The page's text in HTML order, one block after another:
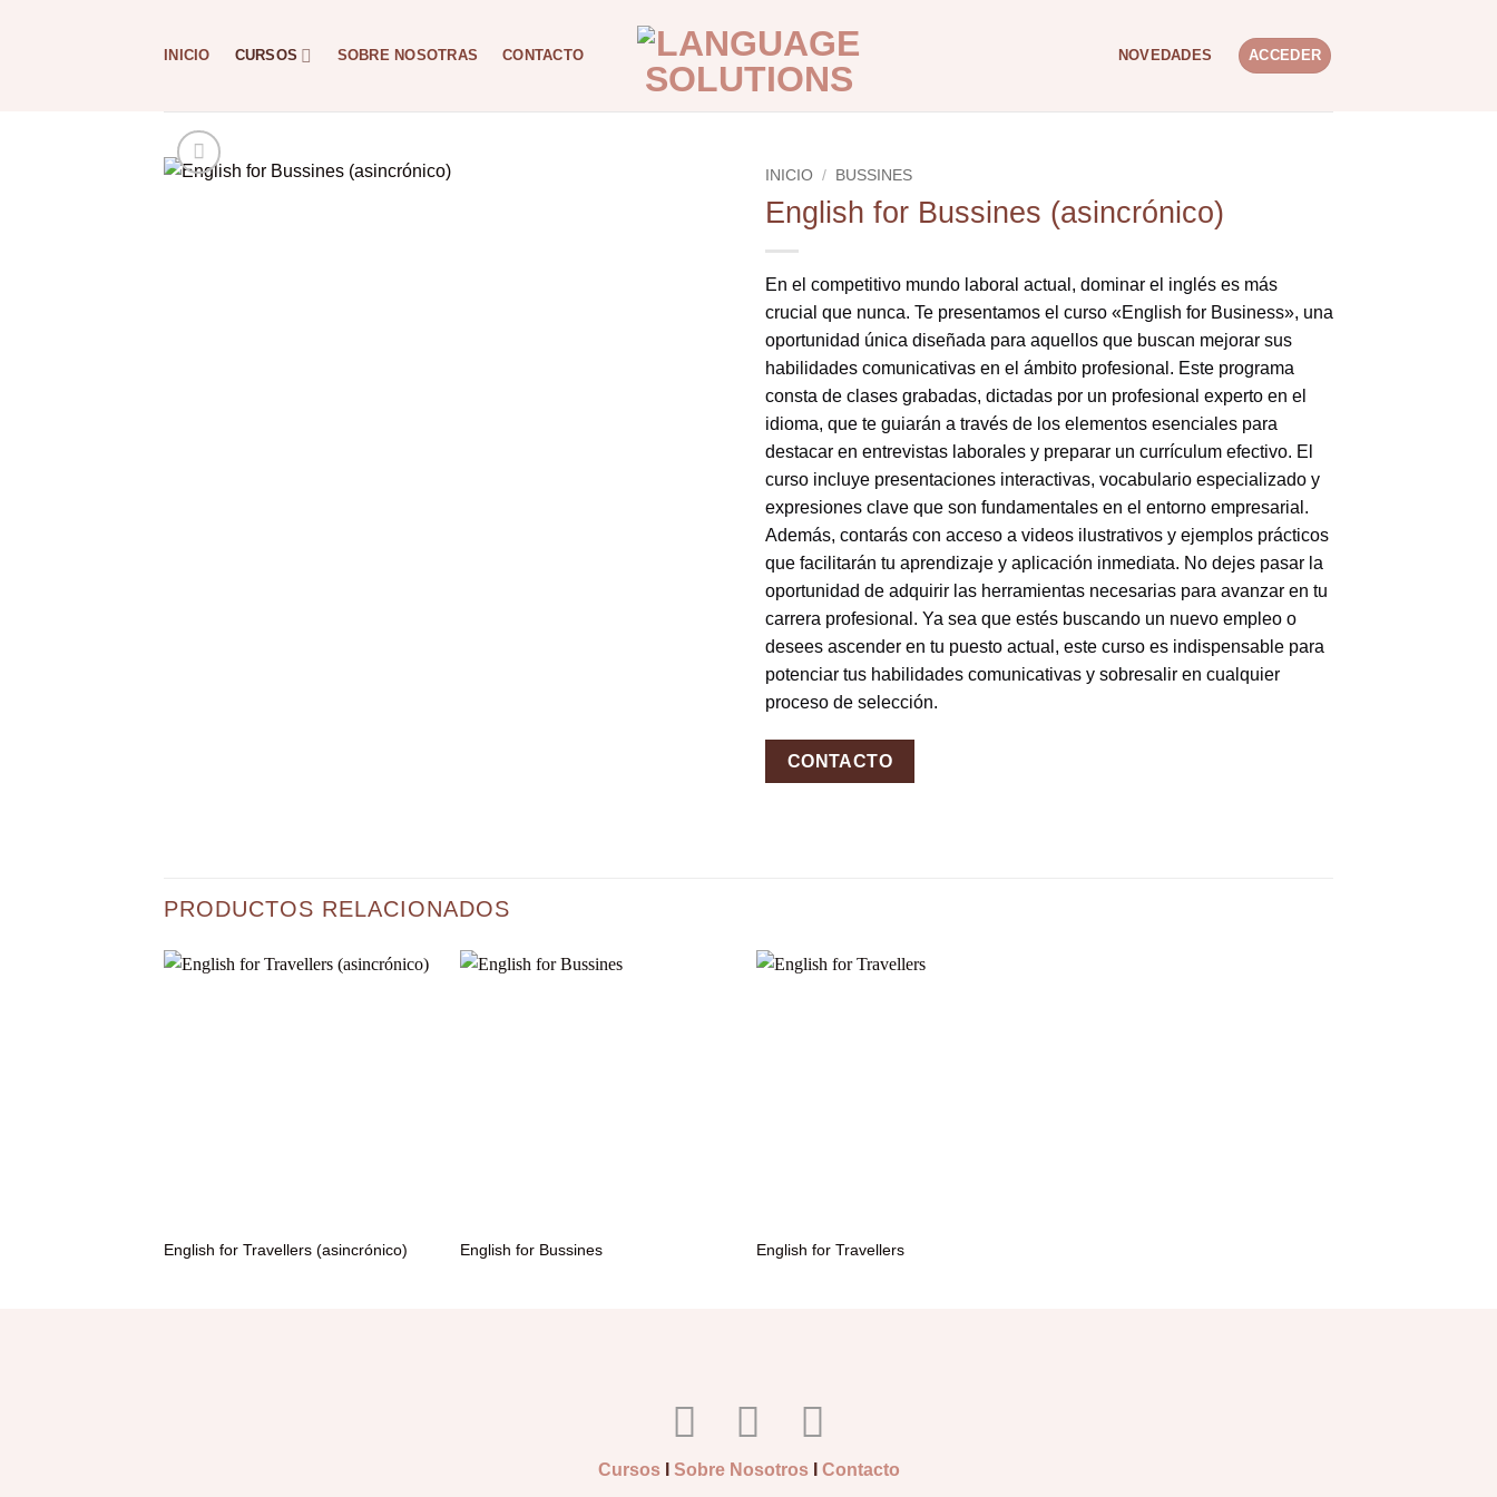
INICIO CURSOS SOBRE NOSOTRAS CONTACTO NOVEDADES ACCEDER
INICIO / BUSSINES
English for Bussines (asincrónico)
En el competitivo mundo laboral actual, dominar el inglés es más
crucial que nunca. Te presentamos el curso «English for Business», una
oportunidad única diseñada para aquellos que buscan mejorar sus
habilidades comunicativas en el ámbito profesional. Este programa
consta de clases grabadas, dictadas por un profesional experto en el
idioma, que te guiarán a través de los elementos esenciales para
destacar en entrevistas laborales y preparar un currículum efectivo. El
curso incluye presentaciones interactivas, vocabulario especializado y
expresiones clave que son fundamentales en el entorno empresarial.
Además, contarás con acceso a videos ilustrativos y ejemplos prácticos
que facilitarán tu aprendizaje y aplicación inmediata. No dejes pasar la
oportunidad de adquirir las herramientas necesarias para avanzar en tu
carrera profesional. Ya sea que estés buscando un nuevo empleo o
desees ascender en tu puesto actual, este curso es indispensable para
potenciar tus habilidades comunicativas y sobresalir en cualquier
proceso de selección.
CONTACTO
PRODUCTOS RELACIONADOS
English for Travellers (asincrónico) English for Bussines English for Travellers
CursosΙ Sobre NosotrosΙ Contacto